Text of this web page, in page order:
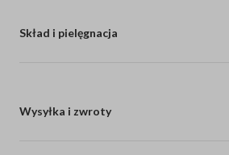
Skład i pielęgnacja
Wysyłka i zwroty